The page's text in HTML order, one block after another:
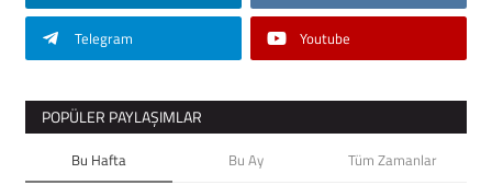
Telegram Youtube
POPÜLER PAYLAŞIMLAR
Bu Hafta Bu Ay Tüm Zamanlar